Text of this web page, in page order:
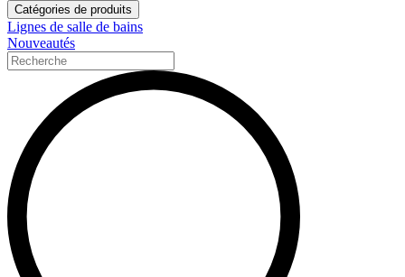
Catégories de produits
Lignes de salle de bains
Nouveautés